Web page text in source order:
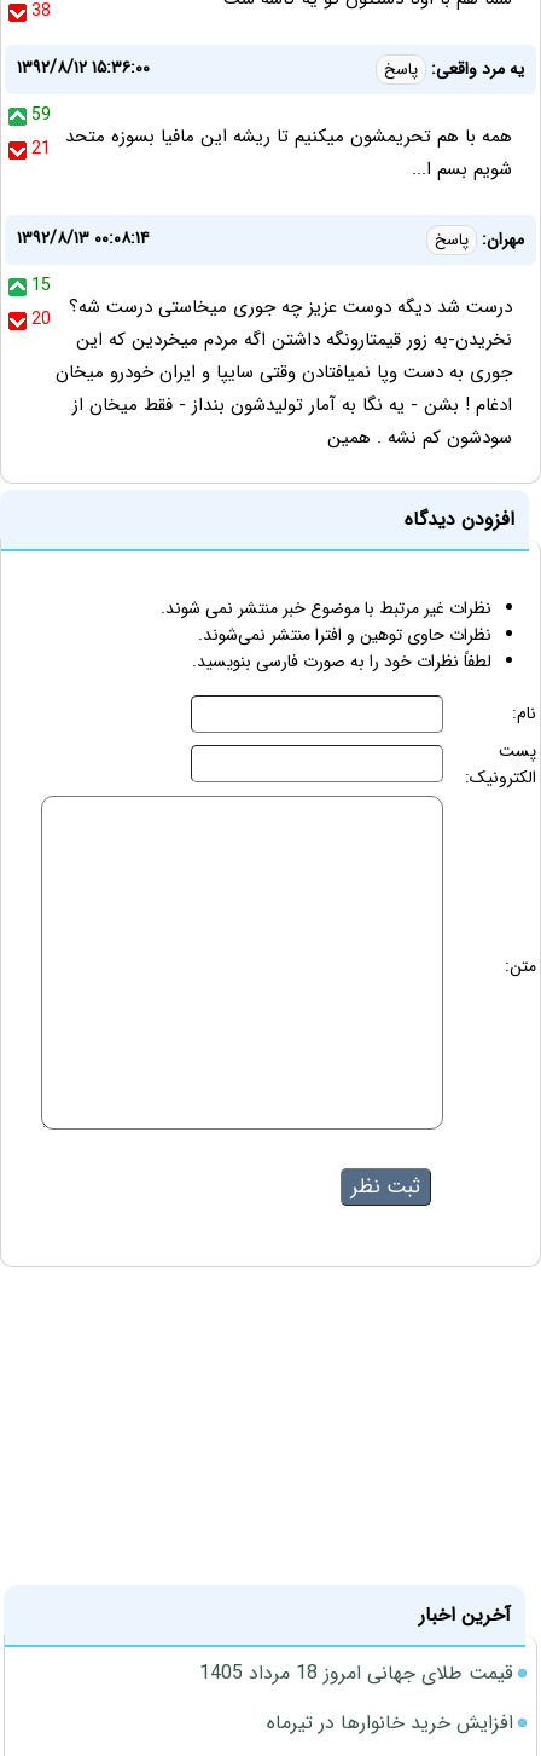
38
یه مرد واقعی: پاسخ
۱۳۹۲/۸/۱۲ ۱۵:۳۶:۰۰
59
21
همه با هم تحریمشون میکنیم تا ریشه این مافیا بسوزه متحد
شویم بسم ا...
مهران: پاسخ
۱۳۹۲/۸/۱۳ ۰۰:۰۸:۱۴
15
20
درست شد دیگه دوست عزیز چه جوری میخاستی درست شه؟
نخریدن-به زور قیمتارونگه داشتن اگه مردم میخردین که این
جوری به دست وپا نمیافتادن وقتی سایپا و ایران خودرو میخان
ادغام ! بشن - یه نگا به آمار تولیدشون بنداز - فقط میخان از
سودشون کم نشه . همین
افزودن دیدگاه
نظرات غیر مرتبط با موضوع خبر منتشر نمی شوند.
نظرات حاوی توهین و افترا منتشر نمی‌شوند.
لطفاً نظرات خود را به صورت فارسی بنویسید.
نام:
پست
الکترونیک:
متن:
آخرین اخبار
قیمت طلای جهانی امروز 18 مرداد 1405
افزایش خرید خانوارها در تیرماه